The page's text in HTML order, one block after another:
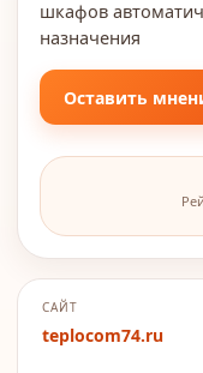
шкафов
назначения
Оставить
САЙТ
teplocom74.ru